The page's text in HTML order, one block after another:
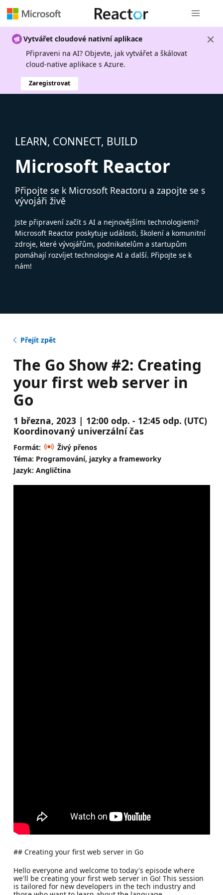
Vytvářet cloudové nativní aplikace
Připraveni na AI? Objevte, jak vytvářet a škálovat
cloud-native aplikace s Azure.
Zaregistrovat
LEARN, CONNECT, BUILD
Microsoft Reactor
Připojte se k Microsoft Reactoru a zapojte se s
vývojáři živě
Jste připravení začít s AI a nejnovějšími technologiemi?
Microsoft Reactor poskytuje události, školení a komunitní
zdroje, které vývojářům, podnikatelům a startupům
pomáhají rozvíjet technologie AI a další. Připojte se k
nám!
Přejít zpět
The Go Show #2: Creating
your first web server in
Go
1 března, 2023 | 12:00 odp. - 12:45 odp. (UTC)
Koordinovaný univerzální čas
Formát:
Živý přenos
Téma: Programování, jazyky a frameworky
Jazyk: Angličtina
## Creating your first web server in Go
Hello everyone and welcome to today's episode where
we'll be creating your first web server in Go! This session
is tailored for new developers in the tech industry and